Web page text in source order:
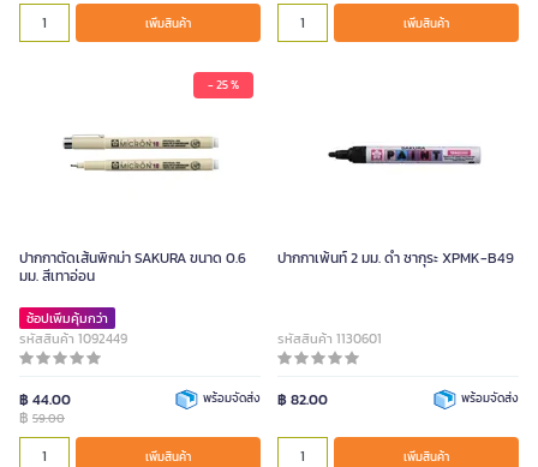
เพิ่มสินค้า เพิ่มสินค้า
- 25 %
ปากกาตัดเส้นพิกม่า SAKURA ขนาด 0.6
มม. สีเทาอ่อน
ช้อปเพิ่มคุ้มกว่า
รหัสสินค้า 1092449
฿ 44.00
฿ 59.00
พร้อมจัดส่ง
เพิ่มสินค้า
ปากกาเพ้นท์ 2 มม. ดำ ซากุระ XPMK-B49
รหัสสินค้า 1130601
฿ 82.00 พร้อมจัดส่ง
เพิ่มสินค้า